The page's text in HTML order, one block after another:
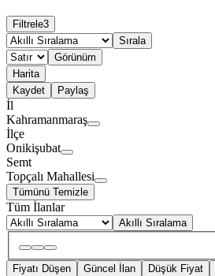
Filtrele3
Sırala
Görünüm
Harita
Kaydet
Paylaş
İl
Kahramanmaraş
İlçe
Onikişubat
Semt
Topçalı Mahallesi
Tümünü Temizle
Tüm İlanlar
Akıllı Sıralama
Fiyatı Düşen Güncel İlan Düşük Fiyat